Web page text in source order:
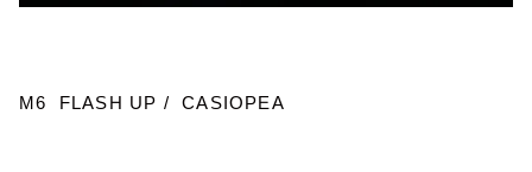
M6 FLASH UP / CASIOPEA